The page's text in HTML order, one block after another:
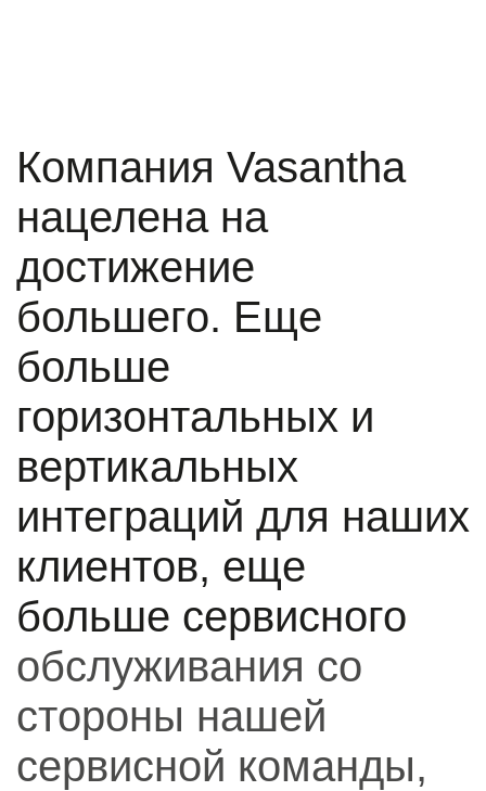
Компания Vasantha
нацелена на
достижение
большего. Еще
больше
горизонтальных и
вертикальных
интеграций для наших
клиентов, еще
больше сервисного
обслуживания со
стороны нашей
сервисной команды,